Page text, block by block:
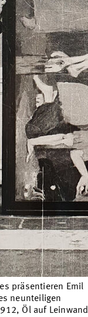
präsentieren Emil
neunteiligen
Öl auf